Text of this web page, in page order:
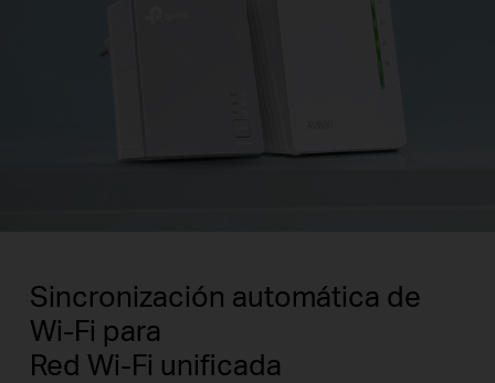
Sincronización automática de
Wi-Fi para
Red Wi-Fi unificada